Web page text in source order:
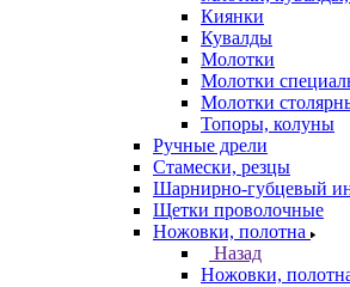
Киянки
Кувалды
Молотки
Молотки
Молотки
Топоры, колуны
Ручные дрели
Стамески, резцы
Шарнирно-губцевый
Щетки проволочные
Ножовки, полотна
Назад
Ножовки,